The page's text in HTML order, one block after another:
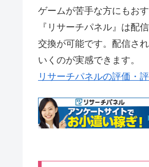
ゲームが苦手な方にもお
『リサーチパネル』は配
交換が可能です。配信さ
いくのが実感できます。
リサーチパネルの評価・